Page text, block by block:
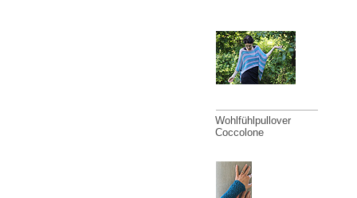
Wohlfühlpullover
Coccolone